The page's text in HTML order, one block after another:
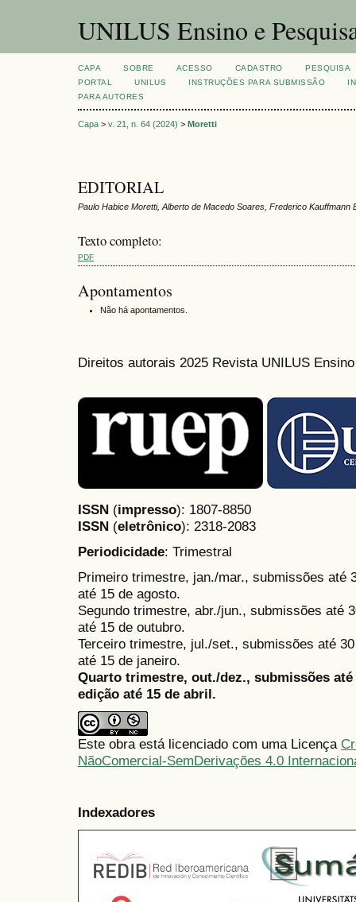
UNILUS Ensino e
CAPA SOBRE ACESSO CADASTRO
PESQUISA
PORTAL
UNILUS INSTRUÇÕES PARA SUBMISSÃO
PARA AUTORES
Capa > v. 21, n. 64 (2024) > Moretti
EDITORIAL
Paulo Habice Moretti, Alberto de Macedo Soares, Frederico Kauffmann
Texto completo:
PDF
Apontamentos
Não há apontamentos.
Direitos autorais 2025 Revista UNILUS
ISSN (impresso): 1807-8850
ISSN (eletrônico): 2318-2083
Periodicidade: Trimestral
Primeiro trimestre, jan./mar., submissões até
até 15 de agosto.
Segundo trimestre, abr./jun., submissões até
até 15 de outubro.
Terceiro trimestre, jul./set., submissões até
até 15 de janeiro.
Quarto trimestre, out./dez., submissões
edição até 15 de abril.
Este obra está licenciado com uma Licença
NãoComercial-SemDerivações 4.0
Indexadores